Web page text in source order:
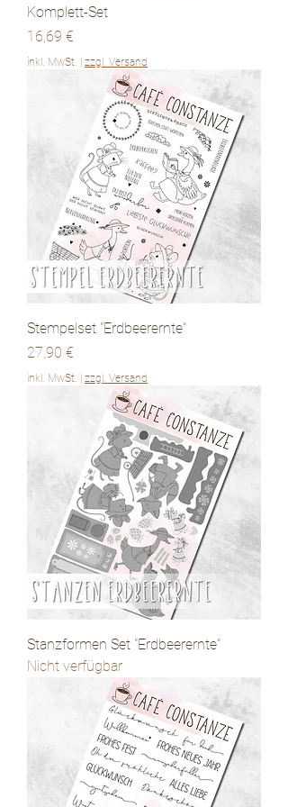
Komplett-Set
Preis
16,69 €
inkl. MwSt. | zzgl. Versand
Stempelset "Erdbeerernte"
Preis
27,90 €
inkl. MwSt. | zzgl. Versand
Stanzformen Set "Erdbeerernte"
Nicht verfügbar